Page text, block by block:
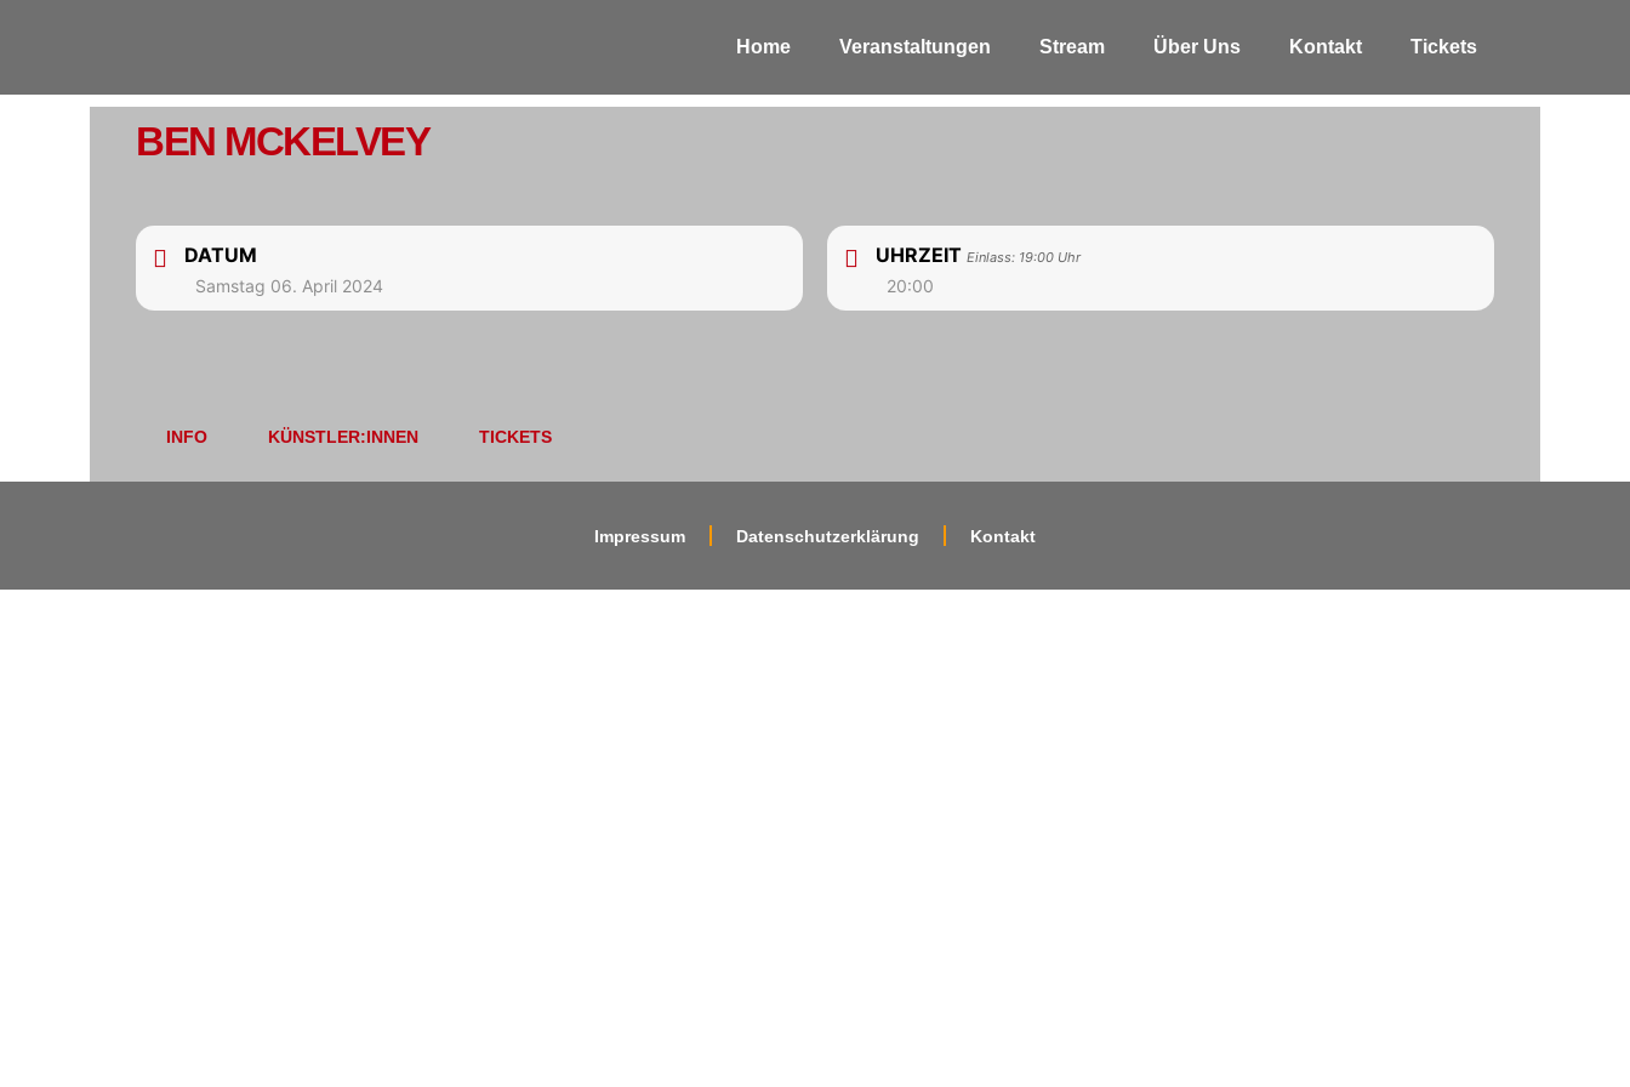
Home Veranstaltungen Stream Über Uns Kontakt Tickets
BEN MCKELVEY
DATUM
Samstag 06. April 2024
UHRZEIT Einlass: 19:00 Uhr
20:00
INFO KÜNSTLER:INNEN TICKETS
Impressum Datenschutzerklärung Kontakt